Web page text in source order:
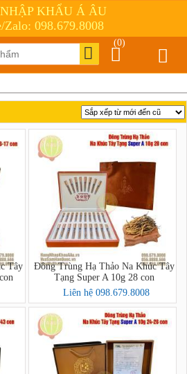
KHẨU Á ÂU
Zalo: 098.679.8008
(0)
Tây
Đông Trùng Hạ Thảo Na Khúc Tây
Tạng Super A 10g 28 con
Liên hệ 098.679.8008